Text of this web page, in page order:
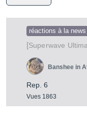
réactions à la news
[Superwave
Rep. 6
Vues 1863
Banshee in